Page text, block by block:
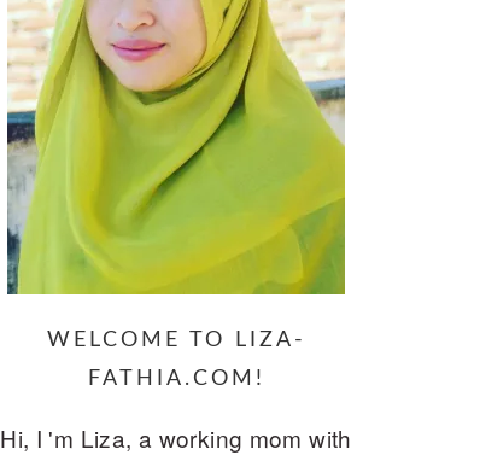
WELCOME TO LIZA-
FATHIA.COM!
Hi, I 'm Liza, a working mom with